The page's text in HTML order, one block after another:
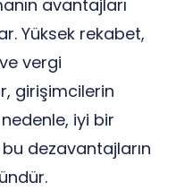
avantajları
Yüksek rekabet,
vergi
girişimcilerin
nedenle, iyi bir
dezavantajların